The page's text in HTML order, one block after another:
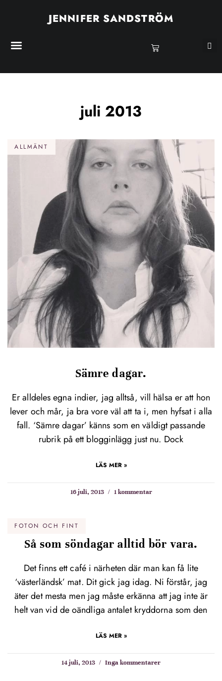
JENNIFER SANDSTRÖM
juli 2013
ALLMÄNT
Sämre dagar.
Er alldeles egna indier, jag alltså, vill hälsa er att hon
lever och mår, ja bra vore väl att ta i, men hyfsat i alla
fall. ‘Sämre dagar’ känns som en väldigt passande
rubrik på ett blogginlägg just nu. Dock
LÄS MER »
16 juli, 2013 1 kommentar
FOTON OCH FINT
Så som söndagar alltid bör vara.
Det finns ett café i närheten där man kan få lite
‘västerländsk’ mat. Dit gick jag idag. Ni förstår, jag
äter det mesta men jag måste erkänna att jag inte är
helt van vid de oändliga antalet kryddorna som den
LÄS MER »
14 juli, 2013 Inga kommentarer